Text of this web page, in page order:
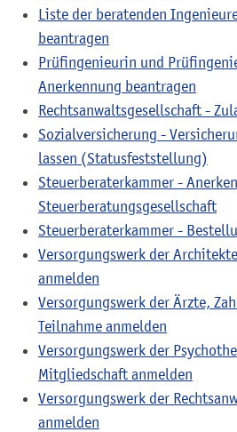
Liste der beratenden
beantragen
Prüfingenieurin und
Anerkennung beantragen
Rechtsanwaltsgesellschaft -
Sozialversicherung -
lassen (Statusfeststellung)
Steuerberaterkammer -
Steuerberatungsgesellschaft
Steuerberaterkammer -
Versorgungswerk der
anmelden
Versorgungswerk der Ärzte,
Teilnahme anmelden
Versorgungswerk der
Mitgliedschaft anmelden
Versorgungswerk der
anmelden